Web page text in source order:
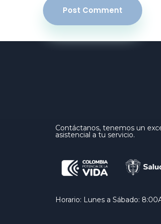
Post Comment
Contáctanos, tenemos un
asistencial a tu servicio.
Horario: Lunes a Sábado: